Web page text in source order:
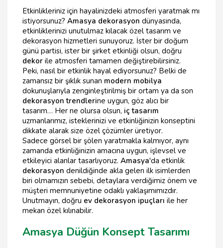
Etkinlikleriniz için hayalinizdeki atmosferi yaratmak mı
istiyorsunuz? Amasya dekorasyon dünyasında,
etkinliklerinizi unutulmaz kılacak özel tasarım ve
dekorasyon hizmetleri sunuyoruz. İster bir doğum
günü partisi, ister bir şirket etkinliği olsun, doğru
dekor ile atmosferi tamamen değiştirebilirsiniz.
Peki, nasıl bir etkinlik hayal ediyorsunuz? Belki de
zamansız bir şıklık sunan modern mobilya
dokunuşlarıyla zenginleştirilmiş bir ortam ya da son
dekorasyon trendlerine uygun, göz alıcı bir
tasarım… Her ne olursa olsun, iç tasarım
uzmanlarımız, isteklerinizi ve etkinliğinizin konseptini
dikkate alarak size özel çözümler üretiyor.
Sadece görsel bir şölen yaratmakla kalmıyor, aynı
zamanda etkinliğinizin amacına uygun, işlevsel ve
etkileyici alanlar tasarlıyoruz. Amasya'da etkinlik
dekorasyon denildiğinde akla gelen ilk isimlerden
biri olmamızın sebebi, detaylara verdiğimiz önem ve
müşteri memnuniyetine odaklı yaklaşımımızdır.
Unutmayın, doğru ev dekorasyon ipuçları ile her
mekan özel kılınabilir.
Amasya Düğün Konsept Tasarımı